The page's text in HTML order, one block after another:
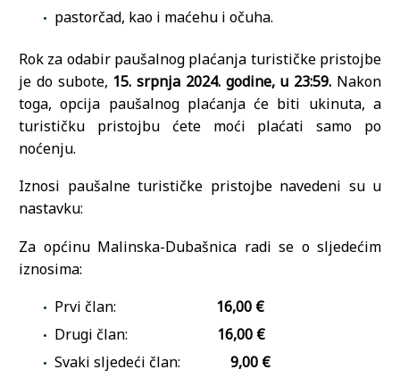
pastorčad, kao i maćehu i očuha.
Rok za odabir paušalnog plaćanja turističke pristojbe
je do subote, 15. srpnja 2024. godine, u 23:59. Nakon
toga, opcija paušalnog plaćanja će biti ukinuta, a
turističku pristojbu ćete moći plaćati samo po
noćenju.
Iznosi paušalne turističke pristojbe navedeni su u
nastavku:
Za općinu Malinska-Dubašnica radi se o sljedećim
iznosima:
Prvi član: 16,00 €
Drugi član: 16,00 €
Svaki sljedeći član:
9,00 €